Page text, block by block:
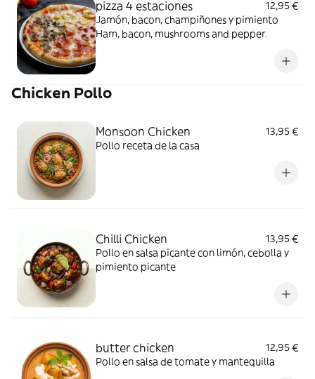
pizza 4 estaciones
12,95 €
Jamón, bacon, champiñones y pimiento
Ham, bacon, mushrooms and pepper.
Chicken Pollo
Monsoon Chicken
13,95 €
Pollo receta de la casa
Chilli Chicken
13,95 €
Pollo en salsa picante con limón, cebolla y
pimiento picante
butter chicken
12,95 €
Pollo en salsa de tomate y mantequilla